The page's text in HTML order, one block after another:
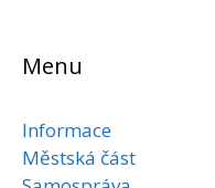
Menu
Informace
Městská část